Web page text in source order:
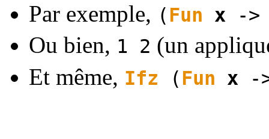
Par exemple, (Fun x -
Ou bien, 1 2 (un
Et même, Ifz (Fun x -